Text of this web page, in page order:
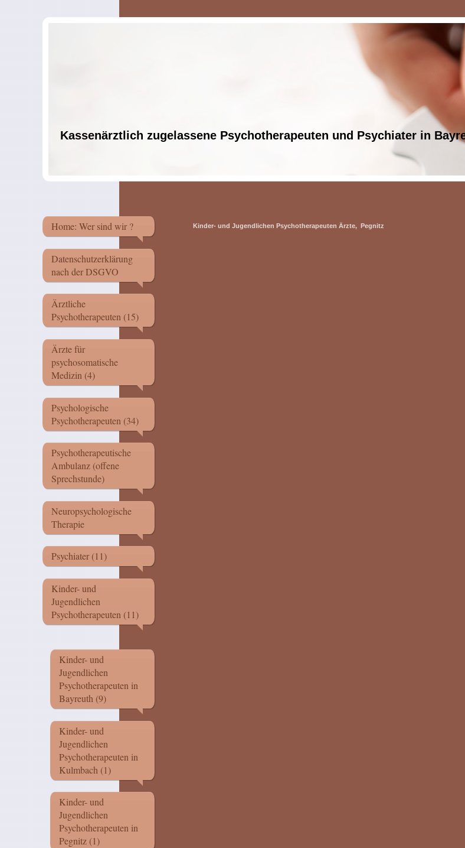
Kassenärztlich zugelassene Psychotherapeuten und Psychiater in
Home: Wer sind wir ?
Datenschutzerklärung
nach der DSGVO
Ärztliche
Psychotherapeuten (15)
Ärzte für
psychosomatische
Medizin (4)
Psychologische
Psychotherapeuten (34)
Psychotherapeutische
Ambulanz (offene
Sprechstunde)
Neuropsychologische
Therapie
Psychiater (11)
Kinder- und
Jugendlichen
Psychotherapeuten (11)
Kinder- und
Jugendlichen
Psychotherapeuten in
Bayreuth (9)
Kinder- und
Jugendlichen
Psychotherapeuten in
Kulmbach (1)
Kinder- und
Jugendlichen
Psychotherapeuten in
Pegnitz (1)
Kinder- und Jugendlichen Psychotherapeuten Ärzte, Pegnitz